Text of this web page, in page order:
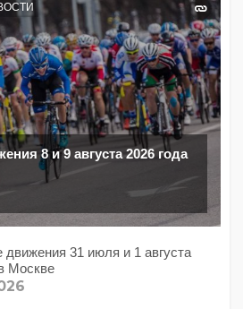
8 и 9 августа 2026 года
движения 31 июля и 1 августа
Москве